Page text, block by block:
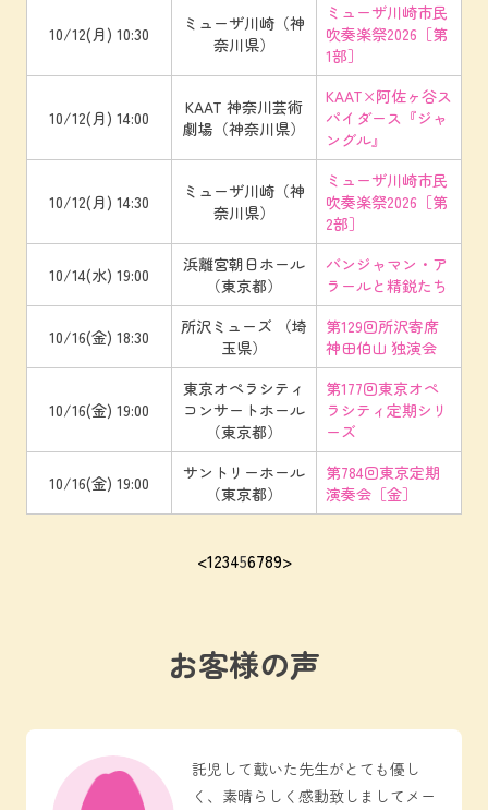
<123456789>
10/12(月) 10:30
ミューザ川崎（神
奈川県）
ミューザ川崎市民
吹奏楽祭2026［第
1部］
10/12(月) 14:00
KAAT 神奈川芸術
劇場（神奈川県）
KAAT×阿佐ヶ谷ス
パイダース『ジャ
ングル』
10/12(月) 14:30
ミューザ川崎（神
奈川県）
ミューザ川崎市民
吹奏楽祭2026［第
2部］
10/14(水) 19:00
浜離宮朝日ホール
（東京都）
バンジャマン・ア
ラールと精鋭たち
10/16(金) 18:30
所沢ミューズ （埼
玉県）
第129回所沢寄席
神田伯山 独演会
10/16(金) 19:00
東京オペラシティ
コンサートホール
（東京都）
第177回東京オペ
ラシティ定期シリ
ーズ
10/16(金) 19:00
サントリーホール
（東京都）
第784回東京定期
演奏会［金］
お客様の声
託児して戴いた先生がとても優し
く、素晴らしく感動致しましてメー